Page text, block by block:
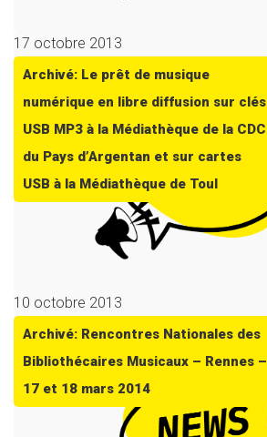
17 octobre 2013
Archivé: Le prêt de musique
numérique en libre diffusion sur clés
USB MP3 à la Médiathèque de la CDC
du Pays d’Argentan et sur cartes
USB à la Médiathèque de Toul
10 octobre 2013
Archivé: Rencontres Nationales des
Bibliothécaires Musicaux – Rennes –
17 et 18 mars 2014